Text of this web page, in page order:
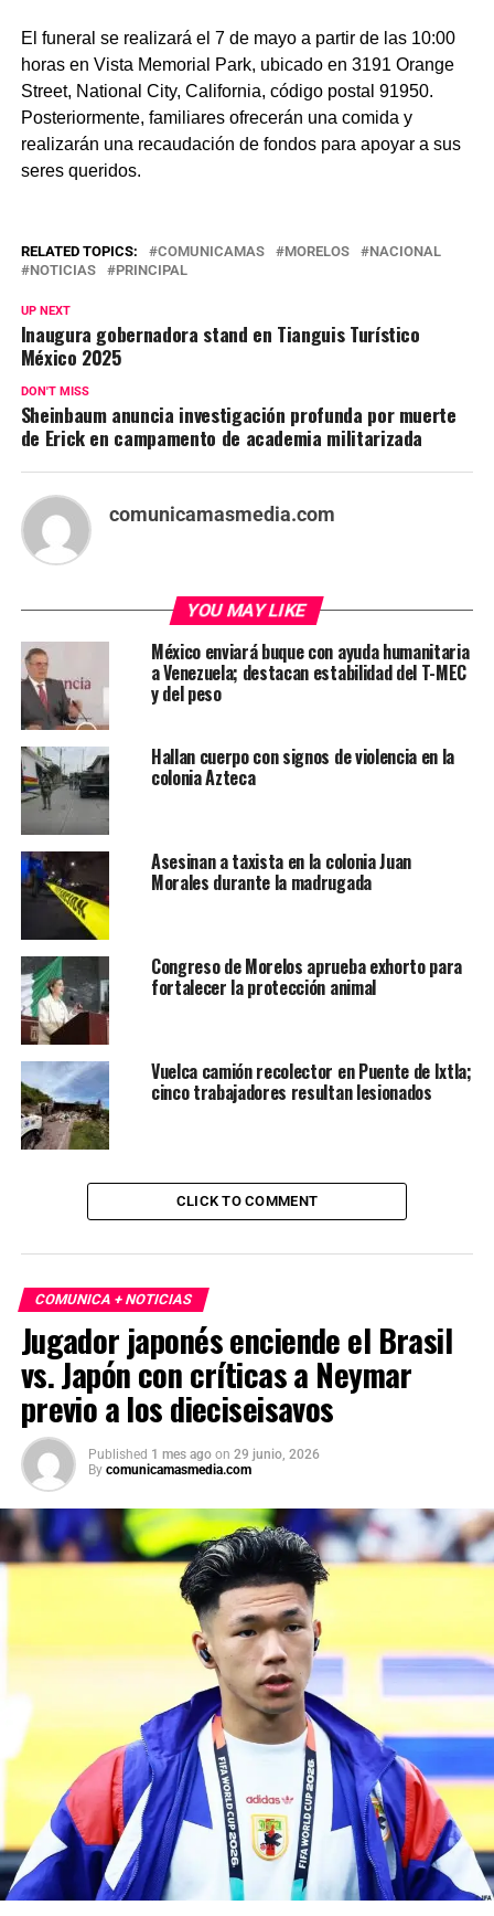
El funeral se realizará el 7 de mayo a partir de las 10:00
horas en Vista Memorial Park, ubicado en 3191 Orange
Street, National City, California, código postal 91950.
Posteriormente, familiares ofrecerán una comida y
realizarán una recaudación de fondos para apoyar a sus
seres queridos.
RELATED TOPICS: COMUNICAMAS MORELOS
NACIONAL
NOTICIAS
PRINCIPAL
UP NEXT
Inaugura gobernadora stand en Tianguis Turístico
México 2025
DON'T MISS
Sheinbaum anuncia investigación profunda por muerte
de Erick en campamento de academia militarizada
comunicamasmedia.com
YOU MAY LIKE
México enviará buque con ayuda humanitaria
a Venezuela; destacan estabilidad del T-MEC
y del peso
Hallan cuerpo con signos de violencia en la
colonia Azteca
Asesinan a taxista en la colonia Juan
Morales durante la madrugada
Congreso de Morelos aprueba exhorto para
fortalecer la protección animal
Vuelca camión recolector en Puente de Ixtla;
cinco trabajadores resultan lesionados
CLICK TO COMMENT
COMUNICA + NOTICIAS
Jugador japonés enciende el Brasil
vs. Japón con críticas a Neymar
previo a los dieciseisavos
Published 1 mes ago on 29 junio, 2026
By comunicamasmedia.com